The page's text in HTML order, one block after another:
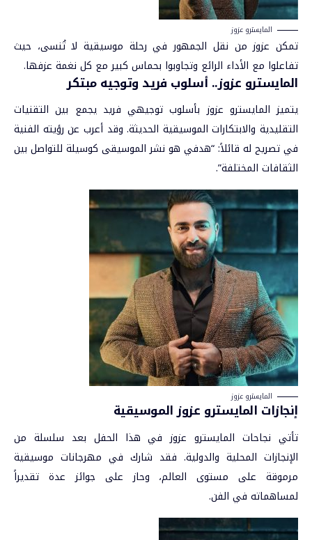
المايسترو عزوز
تمكن عزوز من نقل الجمهور في رحلة موسيقية لا تُنسى، حيث
تفاعلوا مع الأداء الرائع وتجاوبوا بحماس كبير مع كل نغمة عزفها.
المايسترو عزوز.. أسلوب فريد وتوجيه مبتكر
يتميز المايسترو عزوز بأسلوب توجيهي فريد يجمع بين التقنيات
التقليدية والابتكارات الموسيقية الحديثة. وقد أعرب عن رؤيته الفنية
في تصريح له قائلاً: “هدفي هو نشر الموسيقى كوسيلة للتواصل بين
الثقافات المختلفة”.
المايسترو عزوز
إنجازات المايسترو عزوز الموسيقية
تأتي نجاحات المايسترو عزوز في هذا الحفل بعد سلسلة من
الإنجازات المحلية والدولية. فقد شارك في مهرجانات موسيقية
مرموقة على مستوى العالم، وحاز على جوائز عدة تقديراً
لمساهماته في الفن.